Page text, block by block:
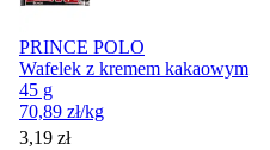
PRINCE POLO
Wafelek z kremem kakaowym
45 g
70,89 zł/kg
Cena
3,19 zł